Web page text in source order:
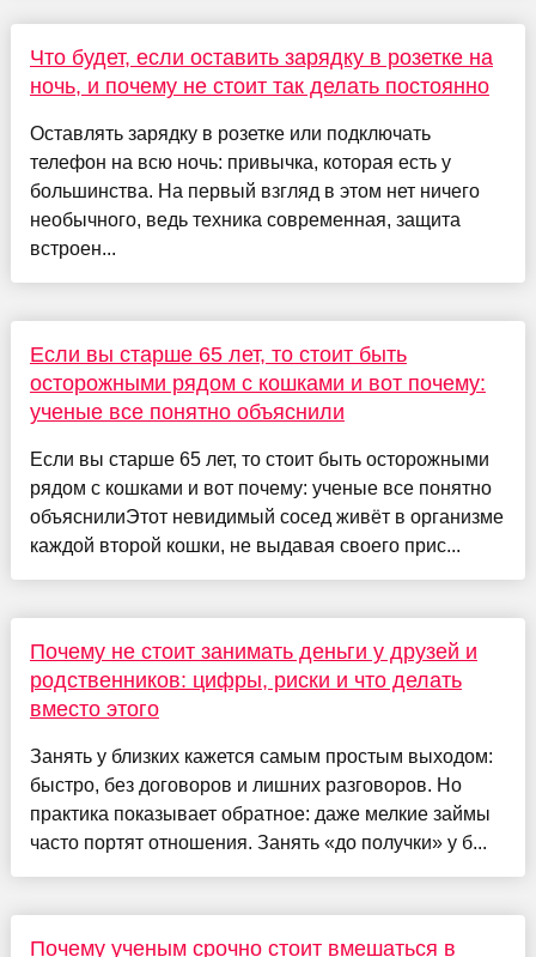
Что будет, если оставить зарядку в розетке на
ночь, и почему не стоит так делать постоянно
Оставлять зарядку в розетке или подключать
телефон на всю ночь: привычка, которая есть у
большинства. На первый взгляд в этом нет ничего
необычного, ведь техника современная, защита
встроен...
Если вы старше 65 лет, то стоит быть
осторожными рядом с кошками и вот почему:
ученые все понятно объяснили
Если вы старше 65 лет, то стоит быть осторожными
рядом с кошками и вот почему: ученые все понятно
объяснилиЭтот невидимый сосед живёт в организме
каждой второй кошки, не выдавая своего прис...
Почему не стоит занимать деньги у друзей и
родственников: цифры, риски и что делать
вместо этого
Занять у близких кажется самым простым выходом:
быстро, без договоров и лишних разговоров. Но
практика показывает обратное: даже мелкие займы
часто портят отношения. Занять «до получки» у б...
Почему ученым срочно стоит вмешаться в